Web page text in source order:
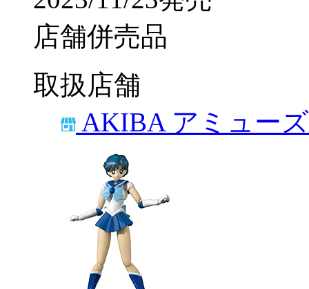
店舗併売品
取扱店舗
AKIBA アミュー